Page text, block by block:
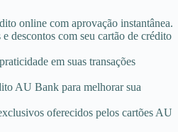
online com aprovação instantânea.
descontos com seu cartão de crédito
em suas transações
AU Bank para melhorar sua
oferecidos pelos cartões AU